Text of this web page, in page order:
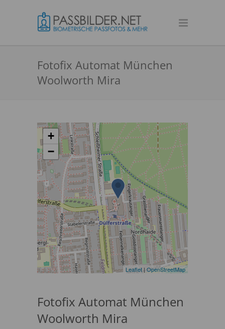
Fotofix Automat München
Woolworth Mira
+
−
Leaflet|OpenStreetMap
Fotofix Automat München
Woolworth Mira